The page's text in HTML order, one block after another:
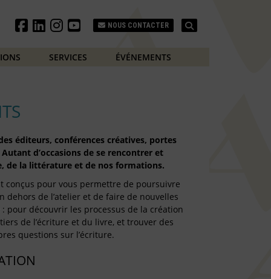
NOUS CONTACTER
SERVICES ÉVÉNEMENTS
éditeurs, conférences créatives, portes
d’occasions de se rencontrer et
de la littérature et de nos formations.
conçus pour vous permettre de poursuivre
dehors de l’atelier et de faire de nouvelles
pour découvrir les processus de la création
de l’écriture et du livre, et trouver des
questions sur l’écriture.